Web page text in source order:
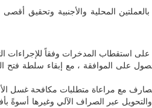
المحلية والأجنبية وتحقيق
استقطاب المدخرات وفقاً للإجراءات
على الموافقة ، مع إبقاء سلطة
مع مراعاة متطلبات مكافحة غسل
عبر الصراف الآلي وغيرها أسوةً